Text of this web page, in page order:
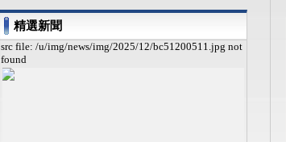
精選新聞
src file: /u/img/news/img/2025/12/bc51200511.jpg not
found